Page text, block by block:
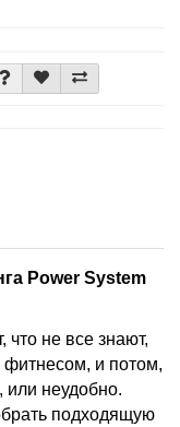
Power System
что не все знают,
фитнесом, и потом,
или неудобно.
подходящую